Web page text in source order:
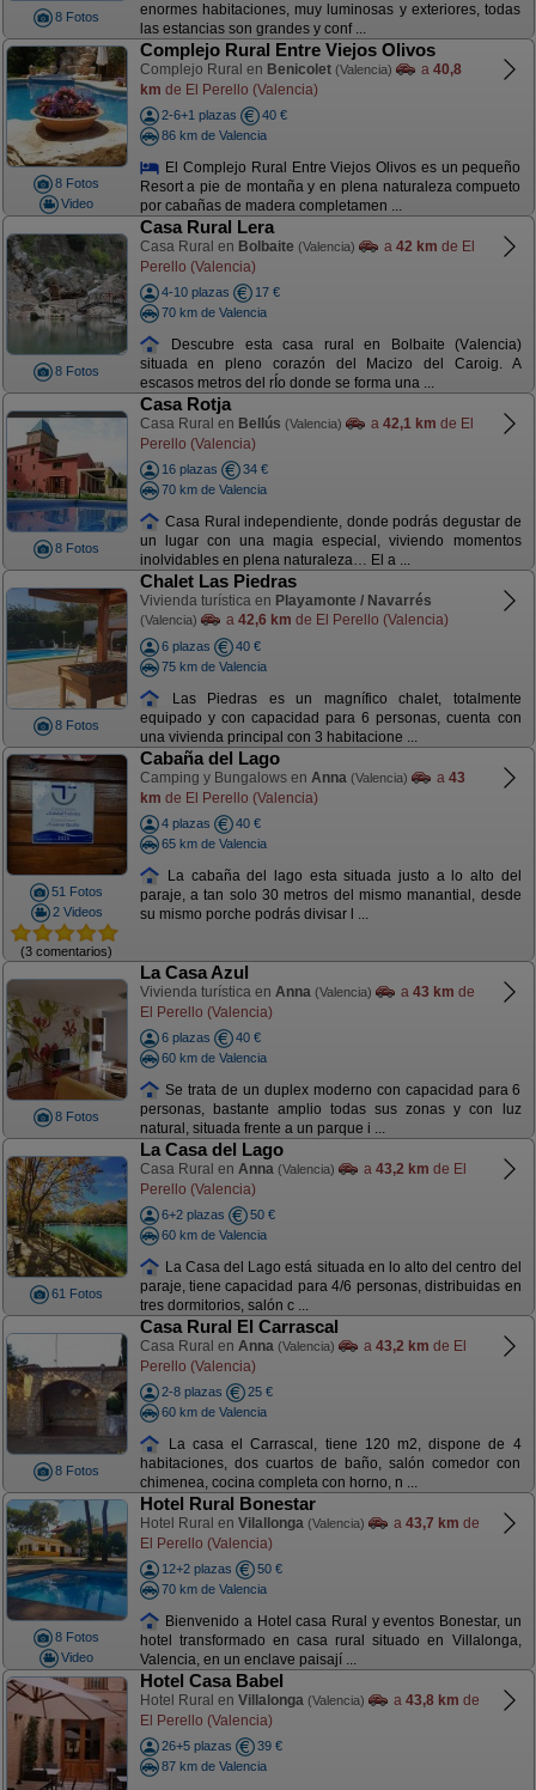
8 Fotos
enormes habitaciones, muy luminosas y exteriores, todas
las estancias son grandes y conf ...
8 Fotos
Video
Complejo Rural Entre Viejos Olivos
Complejo Rural en Benicolet (Valencia) a 40,8
km de El Perello (Valencia)
2-6+1 plazas
40 €
86 km de Valencia
El Complejo Rural Entre Viejos Olivos es un pequeño
Resort a pie de montaña y en plena naturaleza compueto
por cabañas de madera completamen ...
8 Fotos
Casa Rural Lera
Casa Rural en Bolbaite (Valencia) a 42 km de El
Perello (Valencia)
4-10 plazas
17 €
70 km de Valencia
Descubre esta casa rural en Bolbaite (Valencia)
situada en pleno corazón del Macizo del Caroig. A
escasos metros del rÍo donde se forma una ...
8 Fotos
Casa Rotja
Casa Rural en Bellús (Valencia) a 42,1 km de El
Perello (Valencia)
16 plazas
34 €
70 km de Valencia
Casa Rural independiente, donde podrás degustar de
un lugar con una magia especial, viviendo momentos
inolvidables en plena naturaleza… El a ...
8 Fotos
Chalet Las Piedras
Vivienda turística en Playamonte / Navarrés
(Valencia) a 42,6 km de El Perello (Valencia)
6 plazas
40 €
75 km de Valencia
Las Piedras es un magnífico chalet, totalmente
equipado y con capacidad para 6 personas, cuenta con
una vivienda principal con 3 habitacione ...
51 Fotos
2 Videos
(3 comentarios)
Cabaña del Lago
Camping y Bungalows en Anna (Valencia) a 43
km de El Perello (Valencia)
4 plazas
40 €
65 km de Valencia
La cabaña del lago esta situada justo a lo alto del
paraje, a tan solo 30 metros del mismo manantial, desde
su mismo porche podrás divisar l ...
8 Fotos
La Casa Azul
Vivienda turística en Anna (Valencia) a 43 km de
El Perello (Valencia)
6 plazas
40 €
60 km de Valencia
Se trata de un duplex moderno con capacidad para 6
personas, bastante amplio todas sus zonas y con luz
natural, situada frente a un parque i ...
61 Fotos
La Casa del Lago
Casa Rural en Anna (Valencia) a 43,2 km de El
Perello (Valencia)
6+2 plazas
50 €
60 km de Valencia
La Casa del Lago está situada en lo alto del centro del
paraje, tiene capacidad para 4/6 personas, distribuidas en
tres dormitorios, salón c ...
8 Fotos
Casa Rural El Carrascal
Casa Rural en Anna (Valencia) a 43,2 km de El
Perello (Valencia)
2-8 plazas
25 €
60 km de Valencia
La casa el Carrascal, tiene 120 m2, dispone de 4
habitaciones, dos cuartos de baño, salón comedor con
chimenea, cocina completa con horno, n ...
8 Fotos
Video
Hotel Rural Bonestar
Hotel Rural en Vilallonga (Valencia) a 43,7 km de
El Perello (Valencia)
12+2 plazas
50 €
70 km de Valencia
Bienvenido a Hotel casa Rural y eventos Bonestar, un
hotel transformado en casa rural situado en Villalonga,
Valencia, en un enclave paisají ...
Hotel Casa Babel
Hotel Rural en Villalonga (Valencia) a 43,8 km de
El Perello (Valencia)
26+5 plazas
39 €
87 km de Valencia